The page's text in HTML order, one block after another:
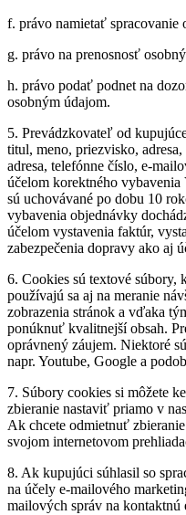
f. právo namietať spracovanie
g. právo na prenosnosť
h. právo podať podnet na
osobným údajom.
5. Prevádzkovateľ od
titul, meno, priezvisko,
adresa, telefónne číslo, e-
účelom korektného vybavenia
sú uchovávané po dobu 10
vybavenia objednávky
účelom vystavenia faktúr,
zabezpečenia dopravy ako aj
6. Cookies sú textové súbory,
používajú sa aj na meranie
zobrazenia stránok a vďaka
ponúknuť kvalitnejší obsah.
oprávnený záujem. Niektoré
napr. Youtube, Google a
7. Súbory cookies si môžete
zbieranie nastaviť priamo v
Ak chcete odmietnuť
svojom internetovom
8. Ak kupujúci súhlasil so
na účely e-mailového
mailových správ na kontaktnú